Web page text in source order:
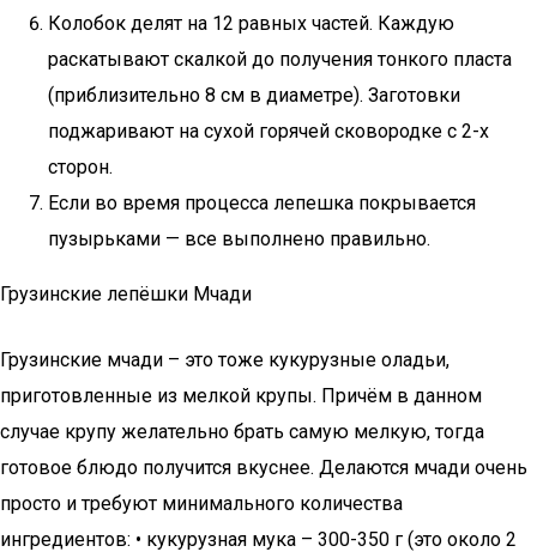
Колобок делят на 12 равных частей. Каждую
раскатывают скалкой до получения тонкого пласта
(приблизительно 8 см в диаметре). Заготовки
поджаривают на сухой горячей сковородке с 2-х
сторон.
Если во время процесса лепешка покрывается
пузырьками — все выполнено правильно.
Грузинские лепёшки Мчади
Грузинские мчади – это тоже кукурузные оладьи,
приготовленные из мелкой крупы. Причём в данном
случае крупу желательно брать самую мелкую, тогда
готовое блюдо получится вкуснее. Делаются мчади очень
просто и требуют минимального количества
ингредиентов: • кукурузная мука – 300-350 г (это около 2